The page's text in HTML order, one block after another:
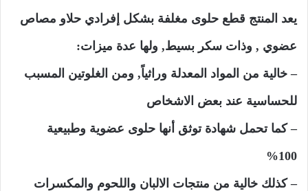
يعد المنتج قطع حلوى مغلفة بشكل إفرادي حلاو مصاص
عضوي , وذات سكر بسيط, ولها عدة ميزات:
– خالية من المواد المعدلة وراثياً, ومن الغلوتين المسبب
للحساسية عند بعض الاشخاص
– كما تحمل شهادة توثق أنها حلوى عضوية وطبيعية
100%
– كذلك خالية من منتجات الالبان واللحوم والمكسرات